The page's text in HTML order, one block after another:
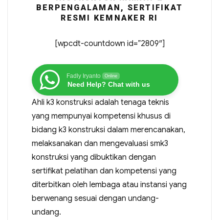
BERPENGALAMAN, SERTIFIKAT
RESMI KEMNAKER RI
[wpcdt-countdown id=”2809″]
Fadly Iryanto Online
Need Help? Chat with us
Ahli k3 konstruksi adalah tenaga teknis
yang mempunyai kompetensi khusus di
bidang k3 konstruksi dalam merencanakan,
melaksanakan dan mengevaluasi smk3
konstruksi yang dibuktikan dengan
sertifikat pelatihan dan kompetensi yang
diterbitkan oleh lembaga atau instansi yang
berwenang sesuai dengan undang-
undang.